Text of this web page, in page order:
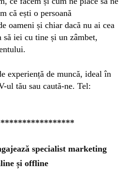
că ești o persoană
oameni și chiar dacă nu ai cea
să iei cu tine și un zâmbet,
experiență de muncă, ideal în
ul tău sau caută-ne. Tel:
specialist marketing
și offline